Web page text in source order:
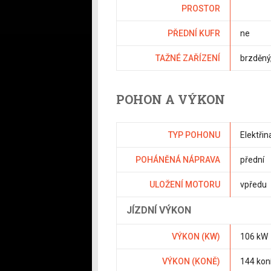
PROSTOR
PŘEDNÍ KUFR ne
TAŽNÉ ZAŘÍZENÍ
POHON A VÝKON
TYP POHONU
POHÁNĚNÁ NÁPRAVA přední
ULOŽENÍ MOTORU vpředu
JÍZDNÍ VÝKON
VÝKON (KW) 106 kW
VÝKON (KONĚ) 144